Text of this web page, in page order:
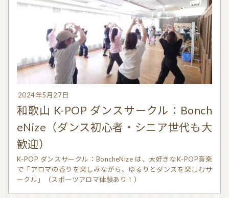
2024年5月27日
和歌山 K-POP ダンスサークル：Bonch
eNize（ダンス初心者・シニア世代も大
歓迎）
K-POP ダンスサークル：BoncheNize は、大好きなK-POP音楽
で「アロマの香りを楽しみながら、ゆるりとダンスを楽しむサ
ークル」（スポーツアロマ体験あり！）